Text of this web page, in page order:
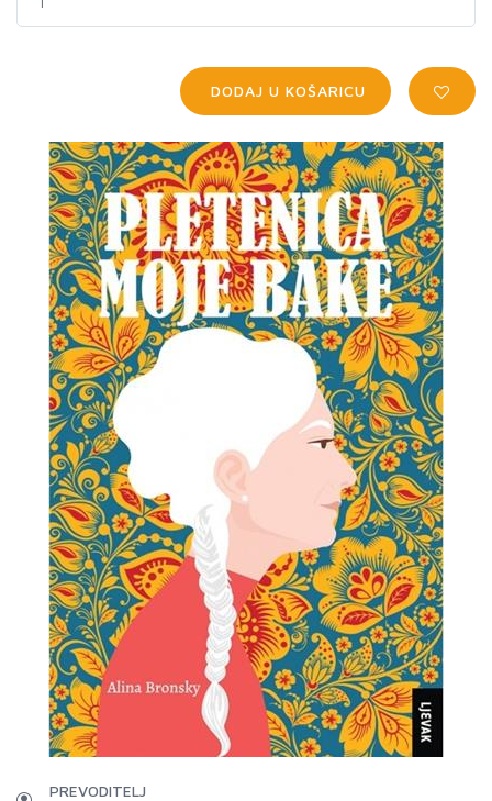
DODAJ U KOŠARICU
PREVODITELJ